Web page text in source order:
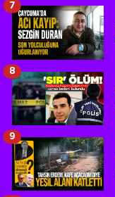
7
8
9